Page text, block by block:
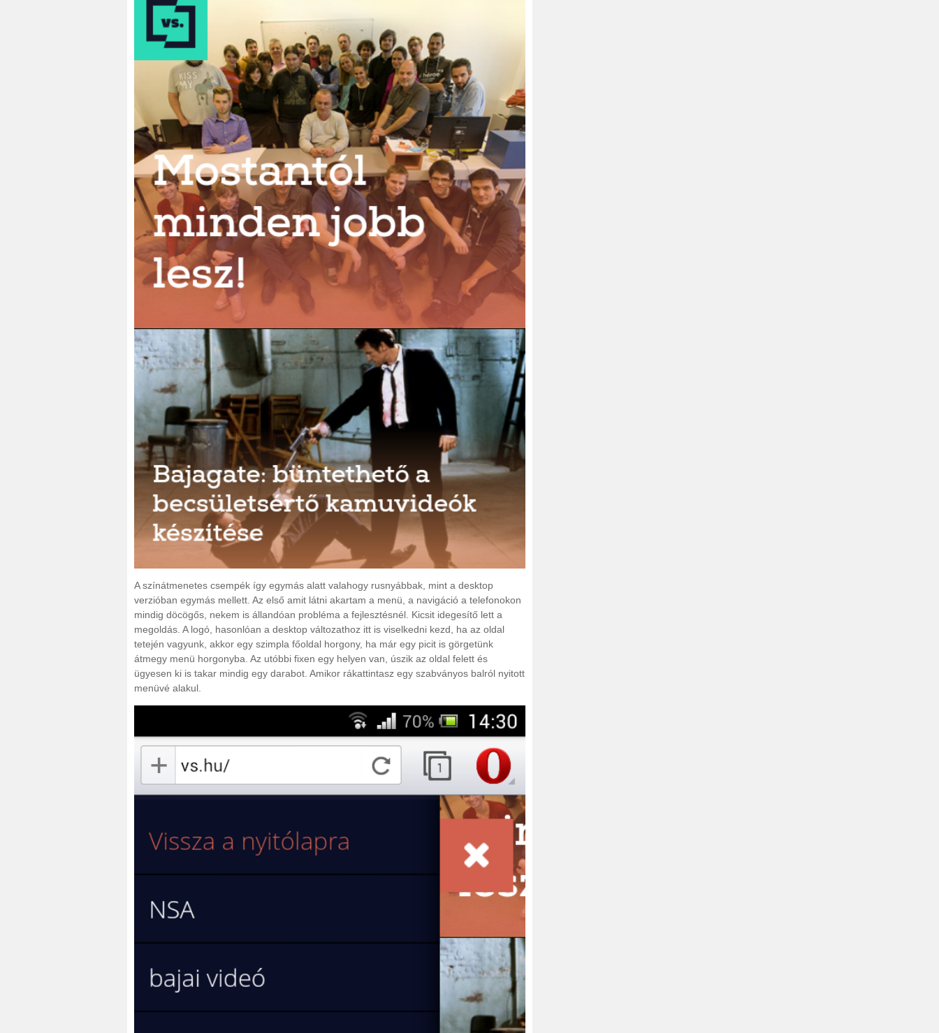
A színátmenetes csempék így egymás alatt valahogy rusnyábbak, mint a desktop
verzióban egymás mellett. Az első amit látni akartam a menü, a navigáció a telefonokon
mindig döcögős, nekem is állandóan probléma a fejlesztésnél. Kicsit idegesítő lett a
megoldás. A logó, hasonlóan a desktop változathoz itt is viselkedni kezd, ha az oldal
tetején vagyunk, akkor egy szimpla főoldal horgony, ha már egy picit is görgetünk
átmegy menü horgonyba. Az utóbbi fixen egy helyen van, úszik az oldal felett és
ügyesen ki is takar mindig egy darabot. Amikor rákattintasz egy szabványos balról nyitott
menüvé alakul.